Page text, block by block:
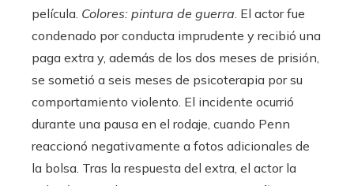
película. Colores: pintura de guerra . El actor fue
condenado por conducta imprudente y recibió una
paga extra y, además de los dos meses de prisión,
se sometió a seis meses de psicoterapia por su
comportamiento violento. El incidente ocurrió
durante una pausa en el rodaje, cuando Penn
reaccionó negativamente a fotos adicionales de
la bolsa. Tras la respuesta del extra, el actor la